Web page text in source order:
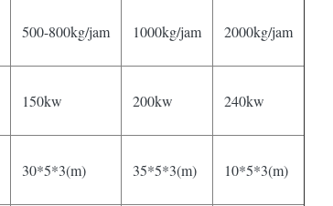
500-800kg/jam 1000kg/jam 2000kg/jam
150kw 200kw 240kw
30*5*3(m) 35*5*3(m) 10*5*3(m)